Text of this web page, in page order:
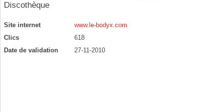
Discothèque
Site internet
www.le-bodyx.com
Clics
618
Date de validation
27-11-2010